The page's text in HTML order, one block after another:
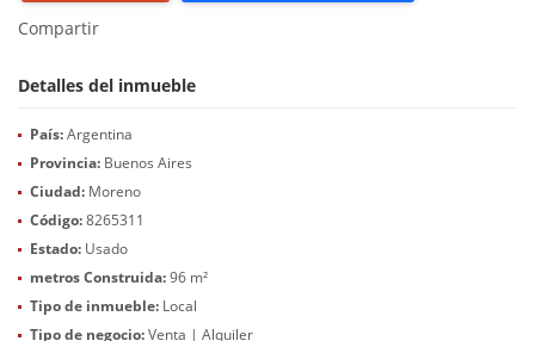
Compartir
Detalles del inmueble
País:Argentina
Provincia: Buenos Aires
Ciudad: Moreno
Código:8265311
Estado: Usado
metros Construida:96 m²
Tipo de inmueble: Local
Tipo de negocio:Venta | Alquiler